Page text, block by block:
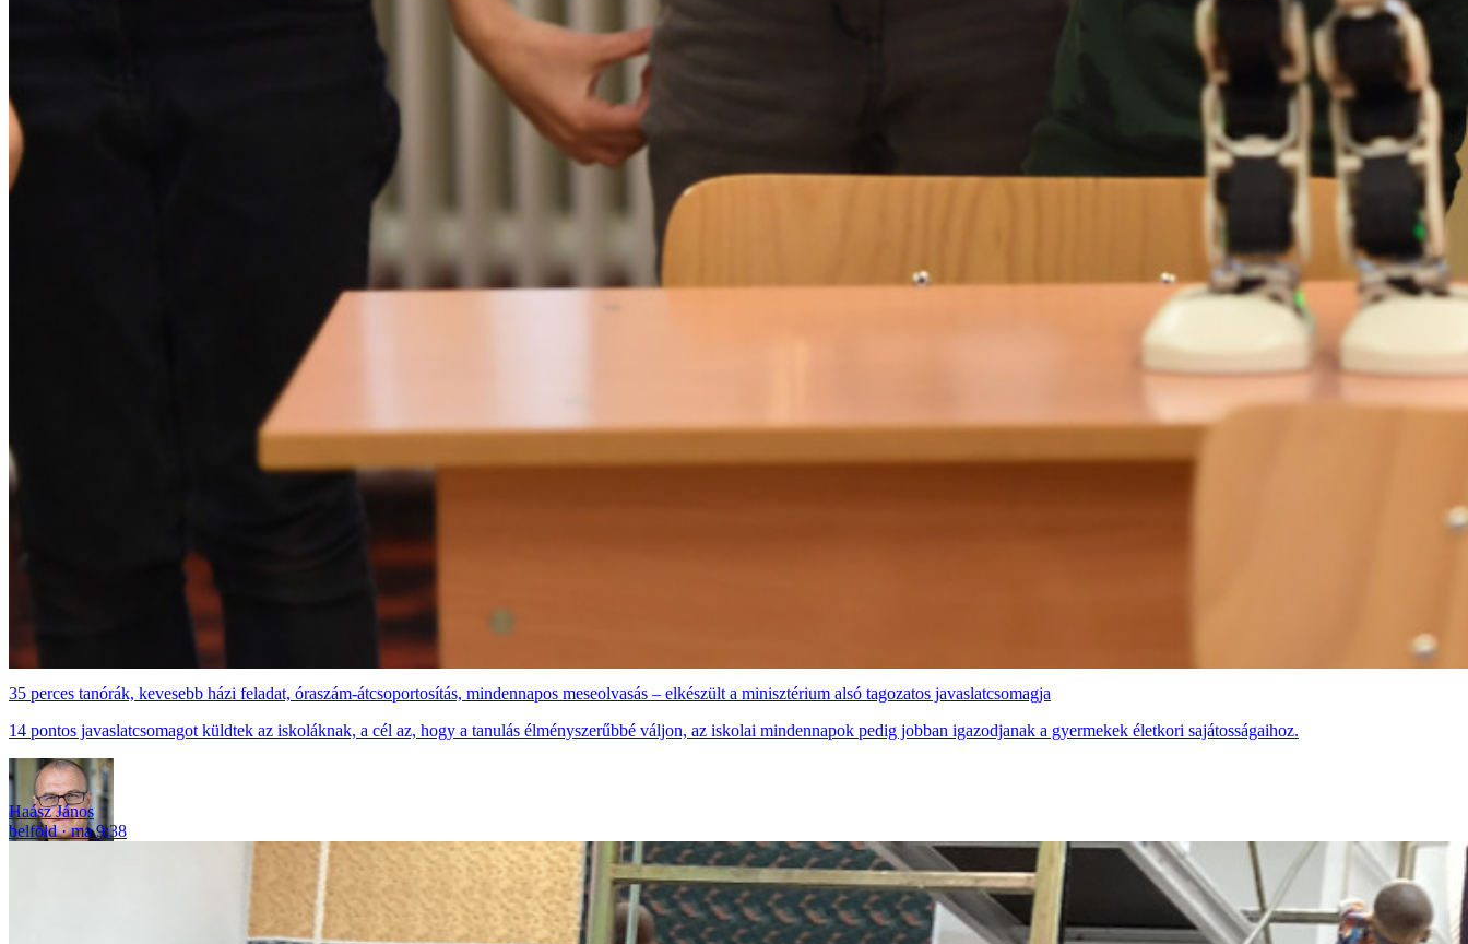
35 perces tanórák, kevesebb házi feladat, óraszám-átcsoportosítás, mindennapos meseolvasás – elkészült a minisztérium alsó tagozatos javaslatcsomagja
14 pontos javaslatcsomagot küldtek az iskoláknak, a cél az, hogy a tanulás élményszerűbbé váljon, az iskolai mindennapok pedig jobban igazodjanak a gyermekek életkori sajátosságaihoz.
Haász János
belföld
ma 9:38